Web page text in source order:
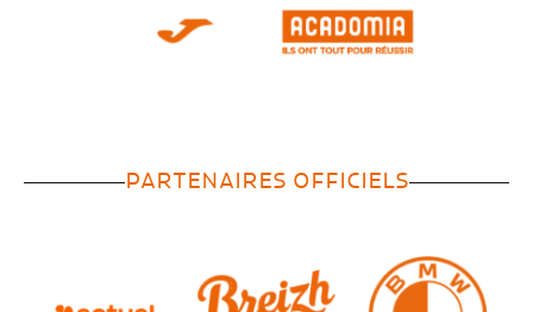
PARTENAIRES OFFICIELS